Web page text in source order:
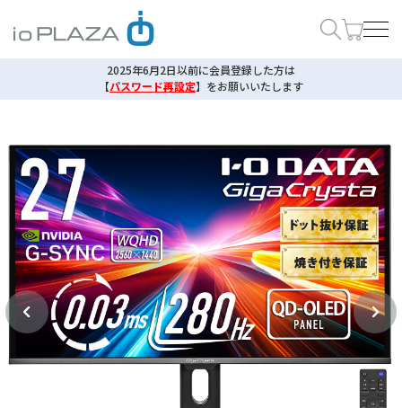
2025年6月2日以前に会員登録した方は
【パスワード再設定】 をお願いいたします